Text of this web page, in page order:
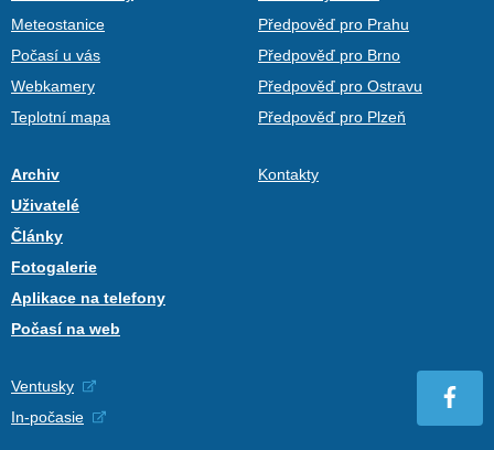
Meteostanice
Počasí u vás
Webkamery
Teplotní mapa
Předpověď pro Prahu
Předpověď pro Brno
Předpověď pro Ostravu
Předpověď pro Plzeň
Archiv
Uživatelé
Články
Fotogalerie
Aplikace na telefony
Počasí na web
Kontakty
Ventusky
In-počasie